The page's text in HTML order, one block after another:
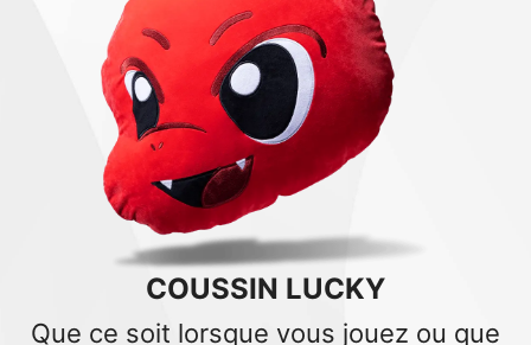
COUSSIN LUCKY
Que ce soit lorsque vous jouez ou que